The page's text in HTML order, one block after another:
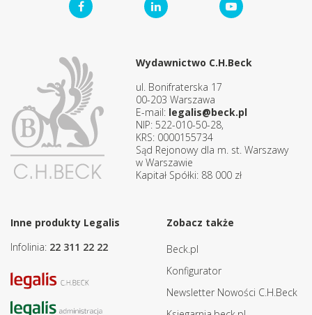
Wydawnictwo C.H.Beck
ul. Bonifraterska 17
00-203 Warszawa
E-mail: legalis@beck.pl
NIP: 522-010-50-28,
KRS: 0000155734
Sąd Rejonowy dla m. st. Warszawy
w Warszawie
Kapitał Spółki: 88 000 zł
Inne produkty Legalis
Infolinia: 22 311 22 22
Zobacz także
Beck.pl
Konfigurator
Newsletter Nowości C.H.Beck